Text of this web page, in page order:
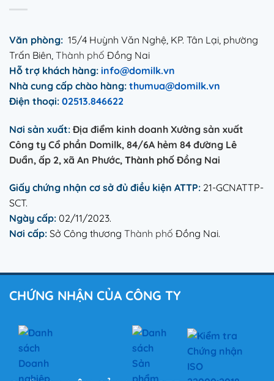
Văn phòng: 15/4 Huỳnh Văn Nghệ, KP. Tân Lại, phường
Trấn Biên, Thành phố Đồng Nai
Hỗ trợ khách hàng: info@domilk.vn
Nhà cung cấp chào hàng: thumua@domilk.vn
Điện thoại: 02513.846622
Nơi sản xuất: Địa điểm kinh doanh Xưởng sản xuất
Công ty Cổ phần Domilk, 84/6A hẻm 84 đường Lê
Duẩn, ấp 2, xã An Phước, Thành phố Đồng Nai
Giấy chứng nhận cơ sở đủ điều kiện ATTP: 21-GCNATTP-
SCT.
Ngày cấp: 02/11/2023.
Nơi cấp: Sở Công thương Thành phố Đồng Nai.
CHỨNG NHẬN CỦA CÔNG TY